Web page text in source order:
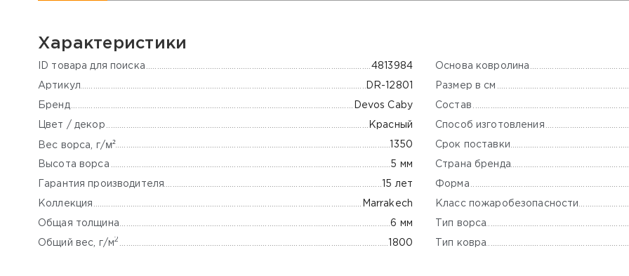
Характеристики
ID товара для поиска 4813984
Артикул DR-12801
Бренд Devos Caby
Цвет / декор Красный
Вес ворса, г/м² 1350
Высота ворса 5 мм
Гарантия производителя 15 лет
Коллекция Marrakech
Общая толщина 6 мм
Общий вес, г/м2 1800
Основа ковролина
Размер в см
Состав
Способ изготовления
Срок поставки
Страна бренда
Форма
Класс пожаробезопасности
Тип ворса
Тип ковра